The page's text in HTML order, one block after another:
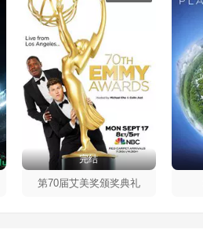
完结
第70届艾美奖颁奖典礼